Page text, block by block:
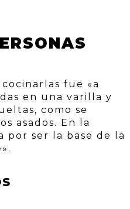
fue «a
en una varilla y
como se
asados. En la
por ser la base de la